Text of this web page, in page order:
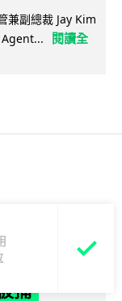
兼副總裁 Jay Kim
Agent...
閱讀全
有被的士
捕